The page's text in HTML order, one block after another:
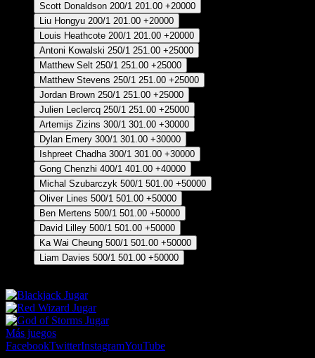
Scott Donaldson 200/1 201.00 +20000
Liu Hongyu 200/1 201.00 +20000
Louis Heathcote 200/1 201.00 +20000
Antoni Kowalski 250/1 251.00 +25000
Matthew Selt 250/1 251.00 +25000
Matthew Stevens 250/1 251.00 +25000
Jordan Brown 250/1 251.00 +25000
Julien Leclercq 250/1 251.00 +25000
Artemijs Zizins 300/1 301.00 +30000
Dylan Emery 300/1 301.00 +30000
Ishpreet Chadha 300/1 301.00 +30000
Gong Chenzhi 400/1 401.00 +40000
Michal Szubarczyk 500/1 501.00 +50000
Oliver Lines 500/1 501.00 +50000
Ben Mertens 500/1 501.00 +50000
David Lilley 500/1 501.00 +50000
Ka Wai Cheung 500/1 501.00 +50000
Liam Davies 500/1 501.00 +50000
Jugar
Jugar
Jugar
Más juegos
FacebookTwitterInstagramYouTube